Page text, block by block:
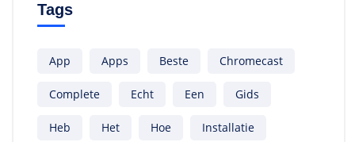
Tags
App Apps Beste Chromecast
Complete Echt Een Gids
Heb Het Hoe Installatie